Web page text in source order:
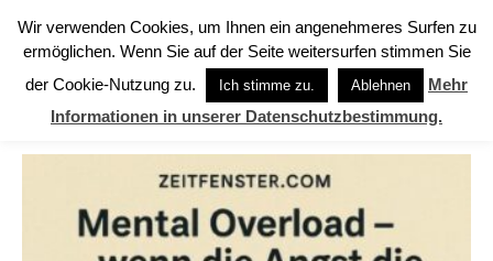
Start Schlagworte Michael Nehls
SCHLAGWORTE: Michael Nehls
Wir verwenden Cookies, um Ihnen ein angenehmeres Surfen zu
ermöglichen. Wenn Sie auf der Seite weitersurfen stimmen Sie
der Cookie-Nutzung zu.
Ich stimme zu. Ablehnen
Mehr
Informationen in unserer Datenschutzbestimmung.